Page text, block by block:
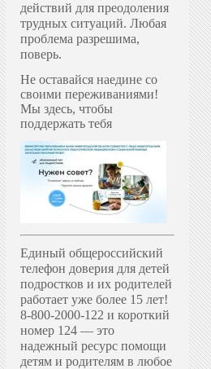
действий для преодоления
трудных ситуаций. Любая
проблема разрешима,
поверь.
Не оставайся наедине со
своими переживаниями!
Мы здесь, чтобы
поддержать тебя
Единый общероссийский
телефон доверия для детей
подростков и их родителей
работает уже более 15 лет!
8-800-2000-122 и короткий
номер 124 — это
надежный ресурс помощи
детям и родителям в любое